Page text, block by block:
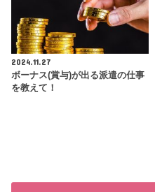
2024.11.27
ボーナス(賞与)が出る派遣の仕事
を教えて！